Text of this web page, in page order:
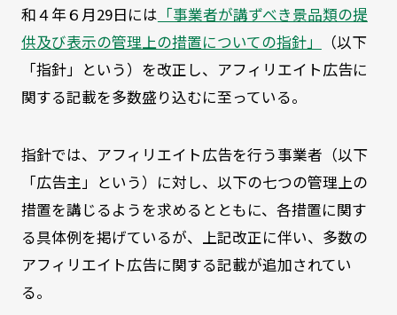
和４年６月29日には 「事業者が講ずべき景品類の提
供及び表示の管理上の措置についての指針」
（以下
「指針」という）を改正し、アフィリエイト広告に
関する記載を多数盛り込むに至っている。
指針では、アフィリエイト広告を行う事業者（以下
「広告主」という）に対し、以下の七つの管理上の
措置を講じるようを求めるとともに、各措置に関す
る具体例を掲げているが、上記改正に伴い、多数の
アフィリエイト広告に関する記載が追加されてい
る。